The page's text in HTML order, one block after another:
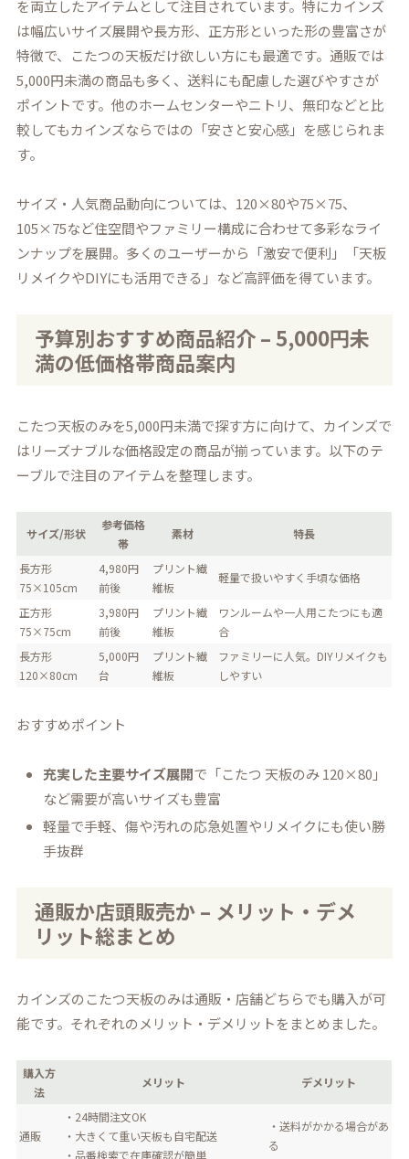
を両立したアイテムとして注目されています。特にカインズ
は幅広いサイズ展開や長方形、正方形といった形の豊富さが
特徴で、こたつの天板だけ欲しい方にも最適です。通販では
5,000円未満の商品も多く、送料にも配慮した選びやすさが
ポイントです。他のホームセンターやニトリ、無印などと比
較してもカインズならではの「安さと安心感」を感じられま
す。
サイズ・人気商品動向については、120×80や75×75、
105×75など住空間やファミリー構成に合わせて多彩なライ
ンナップを展開。多くのユーザーから「激安で便利」「天板
リメイクやDIYにも活用できる」など高評価を得ています。
予算別おすすめ商品紹介 – 5,000円未
満の低価格帯商品案内
こたつ天板のみを5,000円未満で探す方に向けて、カインズで
はリーズナブルな価格設定の商品が揃っています。以下のテ
ーブルで注目のアイテムを整理します。
サイズ/形状
参考価格
帯
素材 特長
長方形
75×105cm
4,980円
前後
プリント繊
維板
軽量で扱いやすく手頃な価格
正方形
75×75cm
3,980円
前後
プリント繊
維板
ワンルームや一人用こたつにも適
合
長方形
120×80cm
5,000円
台
プリント繊
維板
ファミリーに人気。DIYリメイクも
しやすい
おすすめポイント
充実した主要サイズ展開で「こたつ 天板のみ 120×80」
など需要が高いサイズも豊富
軽量で手軽、傷や汚れの応急処置やリメイクにも使い勝
手抜群
通販か店頭販売か – メリット・デメ
リット総まとめ
カインズのこたつ天板のみは通販・店舗どちらでも購入が可
能です。それぞれのメリット・デメリットをまとめました。
購入方
法
メリット デメリット
通販
・24時間注文OK
・大きくて重い天板も自宅配送
・品番検索で在庫確認が簡単
・送料がかかる場合があ
る